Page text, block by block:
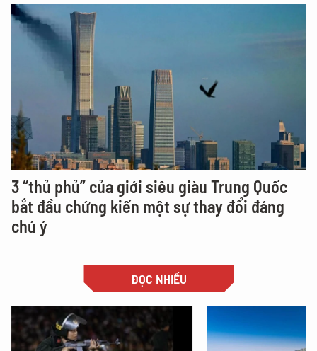
3 “thủ phủ” của giới siêu giàu Trung Quốc
bắt đầu chứng kiến một sự thay đổi đáng
chú ý
ĐỌC NHIỀU